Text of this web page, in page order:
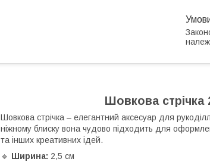
Шовкова стрічка
Шовкова стрічка – елегантний аксесуар для
ніжному блиску вона чудово підходить для
та інших креативних ідей.
🔹 Ширина: 2,5 см